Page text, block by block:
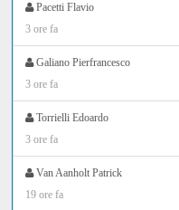
Pacetti Flavio
3 ore fa
Galiano Pierfrancesco
3 ore fa
Torrielli Edoardo
3 ore fa
Van Aanholt Patrick
19 ore fa